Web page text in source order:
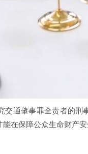
交通肇事罪全责者的刑
在保障公众生命财产